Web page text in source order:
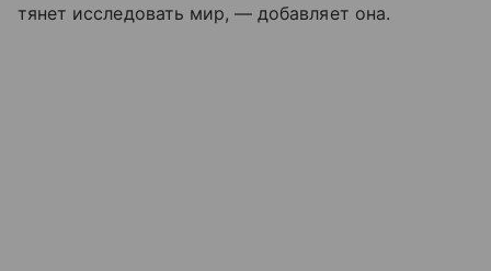
тянет исследовать мир, — добавляет она.